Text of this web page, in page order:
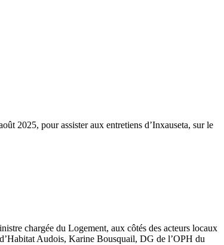
2025, pour assister aux entretiens d’Inxauseta, sur le
chargée du Logement, aux côtés des acteurs locaux
Audois, Karine Bousquail, DG de l’OPH du